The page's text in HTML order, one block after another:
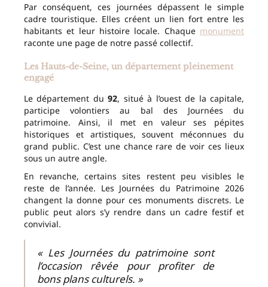
Par conséquent, ces journées dépassent le simple
cadre touristique. Elles créent un lien fort entre les
habitants et leur histoire locale. Chaque monument
raconte une page de notre passé collectif.
Les Hauts-de-Seine, un département pleinement
engagé
Le département du92, situé à l’ouest de la capitale,
participe volontiers au bal des Journées du
patrimoine. Ainsi, il met en valeur ses pépites
historiques et artistiques, souvent méconnues du
grand public. C’est une chance rare de voir ces lieux
sous un autre angle.
En revanche, certains sites restent peu visibles le
reste de l’année. Les Journées du Patrimoine 2026
changent la donne pour ces monuments discrets. Le
public peut alors s’y rendre dans un cadre festif et
convivial.
« Les Journées du patrimoine sont
l’occasion rêvée pour profiter de
bons plans culturels. »